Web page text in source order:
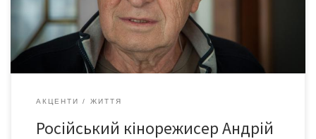
«Сьома печатка», «Сунична галявина», «Фанні та Александр»
тощо, відгукнувся […]
АКЦЕНТИ ЖИТТЯ
Російський кінорежисер Андрій